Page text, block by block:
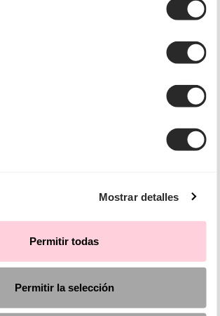
Mostrar detalles
Permitir todas
Permitir la selección